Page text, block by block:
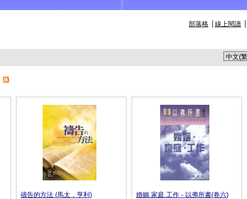
部落格 線上閱讀
禱告的方法 (馬太．亨利)
婚姻.家庭.工作 - 以弗所書(卷六)